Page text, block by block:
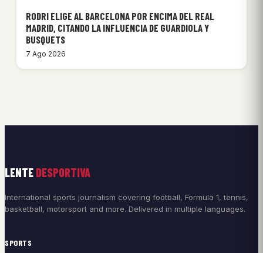
RODRI ELIGE AL BARCELONA POR ENCIMA DEL REAL
MADRID, CITANDO LA INFLUENCIA DE GUARDIOLA Y
BUSQUETS
7 Ago 2026
LENTE DESPORTIVA
International sports journalism covering football, Formula 1, tennis,
basketball, motorsport and more. Delivered in multiple languages.
SPORTS